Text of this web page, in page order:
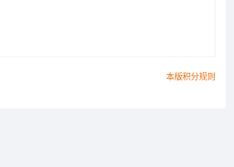
本版积分规则